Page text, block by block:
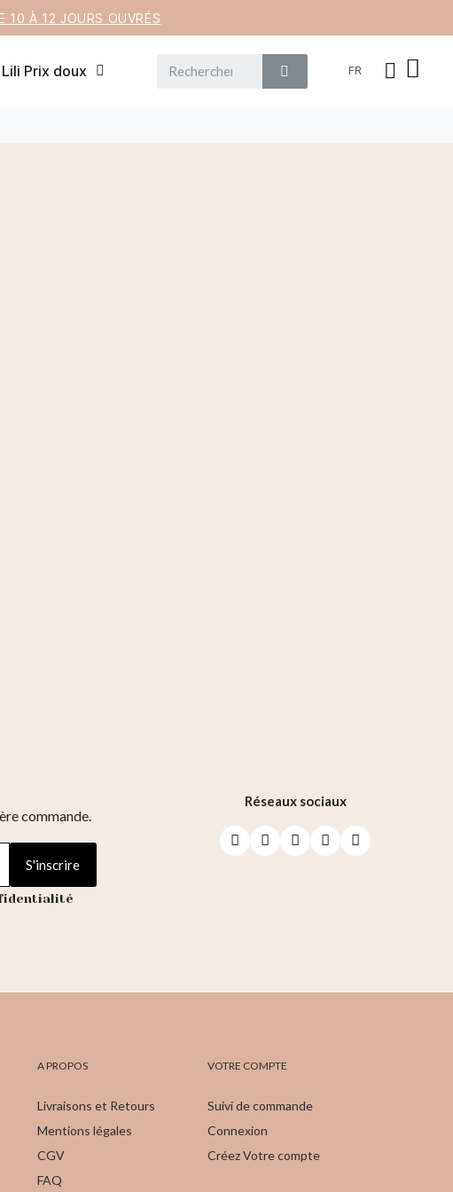
10 À 12 JOURS OUVRÉS
Prix doux FR
commande.
S'inscrire
Réseaux sociaux
A PROPOS
Livraisons et Retours
Mentions légales
CGV
FAQ
VOTRE COMPTE
Suivi de commande
Connexion
Créez Votre compte